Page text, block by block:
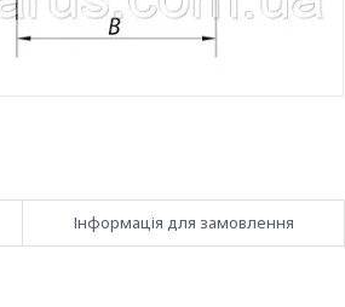
Інформація для замовлення